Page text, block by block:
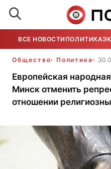
ВСЕ НОВОСТИ ПОЛИТИКА
Общество Политика
Европейская
Минск отменить
отношении